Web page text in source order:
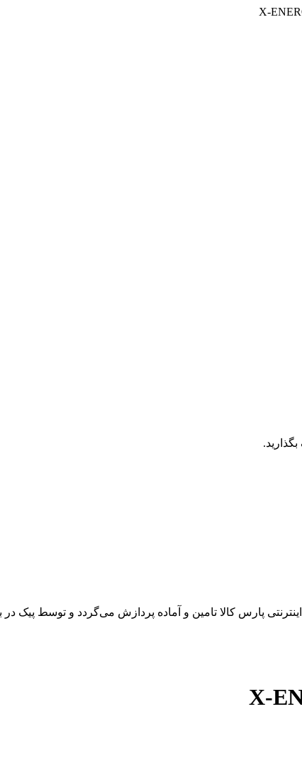
پارس کالا تامین و آماده پردازش می‌گردد و توسط پیک در